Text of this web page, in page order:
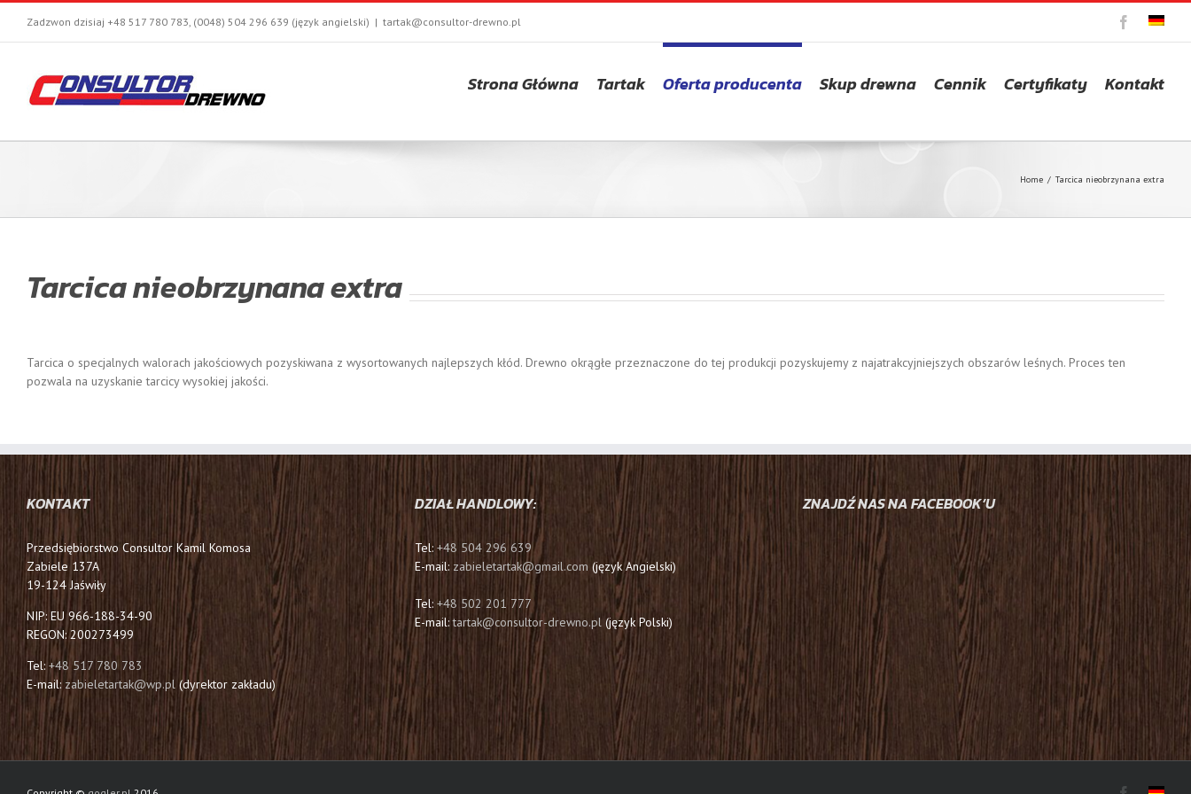
Zadzwon dzisiaj +48 517 780 783, (0048) 504 296 639 (język angielski) | tartak@consultor-drewno.pl Facebook
DE
Strona Główna Tartak Oferta producenta Skup drewna Cennik Certyfikaty Kontakt
Home / Tarcica nieobrzynana extra
Tarcica nieobrzynana extra
Tarcica o specjalnych walorach jakościowych pozyskiwana z wysortowanych najlepszych kłód. Drewno okrągłe przeznaczone do tej produkcji pozyskujemy z najatrakcyjniejszych obszarów leśnych. Proces ten
pozwala na uzyskanie tarcicy wysokiej jakości.
KONTAKT
Przedsiębiorstwo Consultor Kamil Komosa
Zabiele 137A
19-124 Jaświły
NIP: EU 966-188-34-90
REGON: 200273499
Tel: +48 517 780 783
E-mail: zabieletartak@wp.pl (dyrektor zakładu)
DZIAŁ HANDLOWY:
Tel: +48 504 296 639
E-mail: zabieletartak@gmail.com (język Angielski)
Tel: +48 502 201 777
E-mail:tartak@consultor-drewno.pl (język Polski)
ZNAJDŹ NAS NA FACEBOOK’U